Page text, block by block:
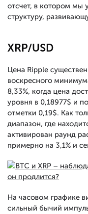
отсчет, в котором мы
структуру,
XRP/USD
Цена Ripple
воскресного
8,33%, когда цена
уровня в 0,18977$ и
отметки 0,19$. Как
диапазон, где
активирован раунд
примерно на 3,1% и
На часовом графике
сильный бычий